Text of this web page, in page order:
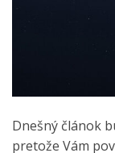
Dnešný článok
pretože Vám